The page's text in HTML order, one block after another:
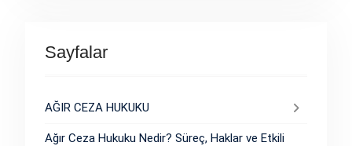
Sayfalar
AĞIR CEZA HUKUKU
Ağır Ceza Hukuku Nedir? Süreç, Haklar ve Etkili